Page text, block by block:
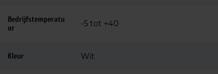
Bedrijfstemperatu
ur
-5 tot +40
Kleur Wit